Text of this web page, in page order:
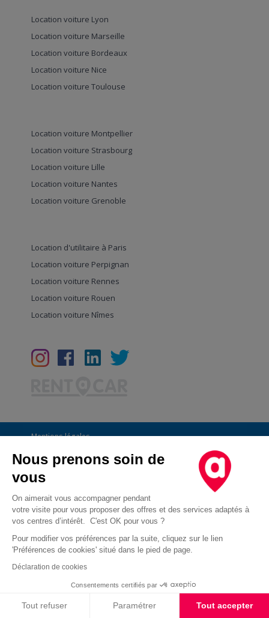
Location voiture Lyon
Location voiture Marseille
Location voiture Bordeaux
Location voiture Nice
Location voiture Toulouse
Location voiture Montpellier
Location voiture Strasbourg
Location voiture Lille
Location voiture Nantes
Location voiture Grenoble
Location d'utilitaire à Paris
Location voiture Perpignan
Location voiture Rennes
Location voiture Rouen
Location voiture Nîmes
Mentions légales
Conditions Générales
CGU
Informations générales
Déclaration de confidentialité
Droit d'opposition au démarchage téléphonique
Cookies
Nous prenons soin de
vous
On aimerait vous accompagner pendant
votre visite pour vous proposer des offres et des services adaptés à
vos centres d’intérêt. C'est OK pour vous ?
Pour modifier vos préférences par la suite, cliquez sur le lien
'Préférences de cookies' situé dans le pied de page.
Déclaration de cookies
Consentements certifiés par
Tout refuser Paramétrer Tout accepter